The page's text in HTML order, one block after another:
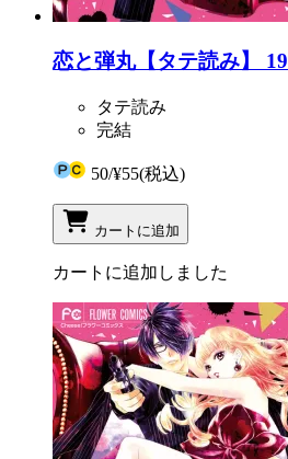
恋と弾丸【タテ読み】 19
タテ読み
完結
50/¥55(税込)
カートに追加
カートに追加しました